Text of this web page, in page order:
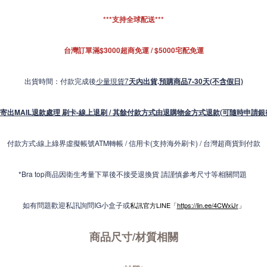
***支持全球配送***
台灣訂單滿$3000超商免運 / $5000宅配免運
出貨時間：付款完成後少量現貨7天內出貨.預購商品7-30天(不含假日)
出MAIL退款處理 刷卡-線上退刷 / 其餘付款方式由退購物金方式退款(可隨時申請
付款方式:線上綠界虛擬帳號ATM轉帳 / 信用卡(支持海外刷卡) / 台灣超商貨到付款
*Bra top商品因衛生考量下單後不接受退換貨 請謹慎參考尺寸等相關問題
如有問題歡迎私訊詢問IG小盒子或私訊官方LINE「https://lin.ee/4CWxiJr」
商品尺寸/材質相關